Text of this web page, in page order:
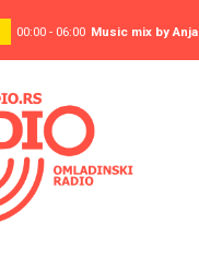
00:00 - 06:00 Music mix by Anja